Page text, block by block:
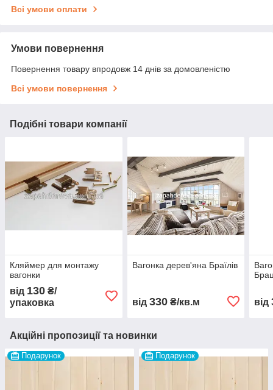
Всі умови оплати
Умови повернення
Повернення товару впродовж 14 днів за домовленістю
Всі умови повернення
Подібні товари компанії
Кляймер для монтажу
вагонки
від 130 ₴/
упаковка
Вагонка дерев'яна Браїлів
від 330₴/кв.м від
Акційні пропозиції та новинки
Подарунок Подарунок